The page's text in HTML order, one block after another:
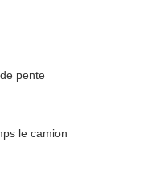
pente
le camion